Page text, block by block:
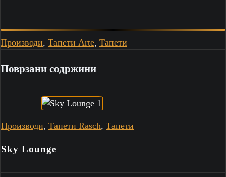
Производи, Тапети Arte, Тапети
Поврзани содржини
Производи, Тапети Rasch, Тапети
Sky Lounge